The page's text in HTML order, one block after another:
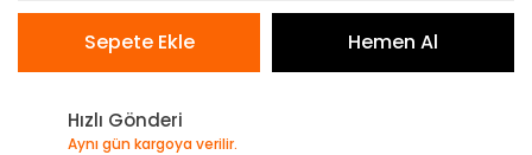
Sepete Ekle Hemen Al
Hızlı Gönderi
Aynı gün kargoya verilir.